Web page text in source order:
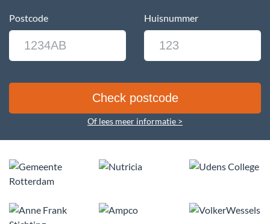
Postcode Huisnummer
Of lees meer informatie >